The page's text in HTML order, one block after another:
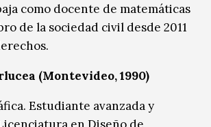
como docente de matemáticas
de la sociedad civil desde 2011
(Montevideo, 1990)
Estudiante avanzada y